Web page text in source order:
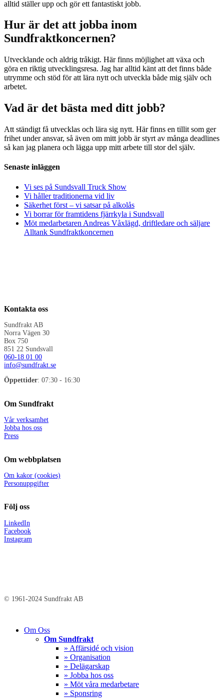
alltid ställer upp och gör ett fantastiskt jobb.
Hur är det att jobba inom
Sundfraktkoncernen?
Utvecklande och aldrig tråkigt. Här finns möjlighet att växa och
göra en riktig utvecklingsresa. Jag har alltid känt att det finns både
utrymme och stöd för att lära nytt och utveckla både mig själv och
arbetet.
Vad är det bästa med ditt jobb?
Att ständigt få utvecklas och lära sig nytt. Här finns en tillit som ger
frihet under ansvar, så även om mitt jobb är styrt av många deadlines
så kan jag planera och lägga upp mitt arbete till stor del själv.
Senaste inläggen
Vi ses på Sundsvall Truck Show
Vi håller traditionerna vid liv
Säkerhet först – vi satsar på alkolås
Vi borrar för framtidens fjärrkyla i Sundsvall
Möt medarbetaren Andreas Våxlägd, driftledare och säljare
Alltank Sundfraktkoncernen
Kontakta oss
Sundfrakt AB
Norra Vägen 30
Box 750
851 22 Sundsvall
060-18 01 00
info@sundfrakt.se
Öppettider: 07:30 - 16:30
Om Sundfrakt
Vår verksamhet
Jobba hos oss
Press
Om webbplatsen
Om kakor (cookies)
Personuppgifter
Följ oss
LinkedIn
Facebook
Instagram
© 1961-2024 Sundfrakt AB
Close
Om Oss
Om Sundfrakt
» Affärsidé och vision
» Organisation
» Delägarskap
» Jobba hos oss
» Möt våra medarbetare
» Sponsring